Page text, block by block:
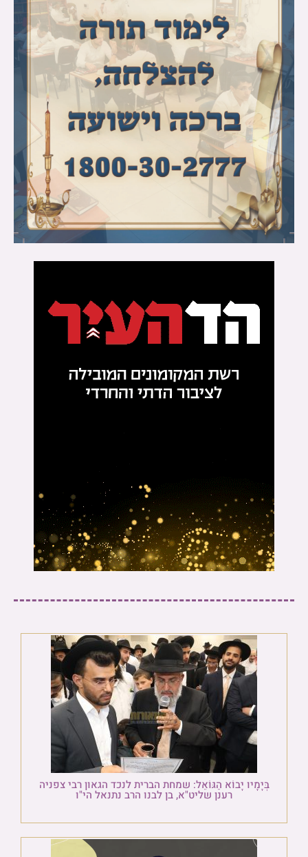
בְּיָמָיו יָבוֹא הַגּוֹאֵל: שמחת הברית לנכד הגאון רבי צפניה
רענן שליט"א, בן לבנו הרב נתנאל הי"ו